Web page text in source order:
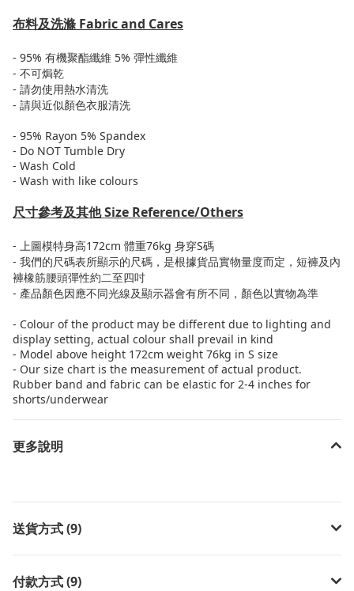
布料及洗滌 Fabric and Cares
- 95% 有機聚酯纖維 5% 彈性纖維
- 不可焗乾
- 請勿使用熱水清洗
- 請與近似顏色衣服清洗
- 95% Rayon 5% Spandex
- Do NOT Tumble Dry
- Wash Cold
- Wash with like colours
尺寸參考及其他Size Reference/Others
- 上圖模特身高172cm 體重76kg 身穿S碼
- 我們的尺碼表所顯示的尺碼，是根據貨品實物量度而定，短褲及內
褲橡筋腰頭彈性約二至四吋
- 產品顏色因應不同光線及顯示器會有所不同，顏色以實物為準
- Colour of the product may be different due to lighting and
display setting, actual colour shall prevail in kind
- Model above height 172cm weight 76kg in S size
- Our size chart is the measurement of actual product.
Rubber band and fabric can be elastic for 2-4 inches for
shorts/underwear
更多說明
送貨方式 (9)
付款方式 (9)